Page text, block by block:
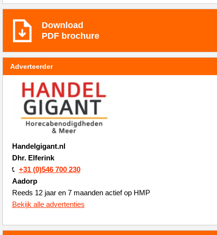
Download
PDF brochure
Adverteerder
Handelgigant.nl
Dhr. Elferink
+31 (0)546 700 230
Aadorp
Reeds 12 jaar en 7 maanden actief op HMP
Bekijk alle advertenties